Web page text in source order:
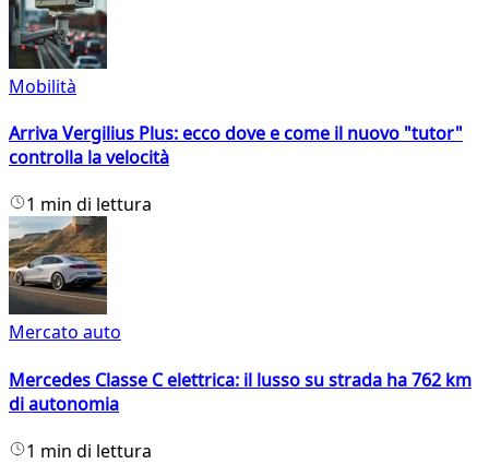
Mobilità
Arriva Vergilius Plus: ecco dove e come il nuovo "tutor"
controlla la velocità
1 min di lettura
Mercato auto
Mercedes Classe C elettrica: il lusso su strada ha 762 km
di autonomia
1 min di lettura